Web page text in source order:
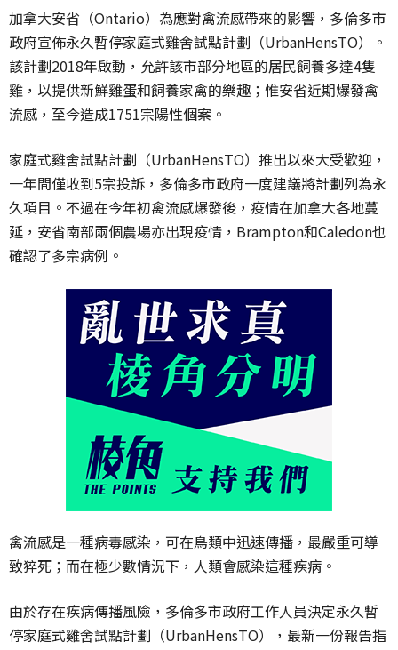
加拿大安省（Ontario）為應對禽流感帶來的影響，多倫多市
政府宣佈永久暫停家庭式雞舍試點計劃（UrbanHensTO）。
該計劃2018年啟動，允許該市部分地區的居民飼養多達4隻
雞，以提供新鮮雞蛋和飼養家禽的樂趣；惟安省近期爆發禽
流感，至今造成1751宗陽性個案。
家庭式雞舍試點計劃（UrbanHensTO）推出以來大受歡迎，
一年間僅收到5宗投訴，多倫多市政府一度建議將計劃列為永
久項目。不過在今年初禽流感爆發後，疫情在加拿大各地蔓
延，安省南部兩個農場亦出現疫情，Brampton和Caledon也
確認了多宗病例。
禽流感是一種病毒感染，可在鳥類中迅速傳播，最嚴重可導
致猝死；而在極少數情況下，人類會感染這種疾病。
由於存在疾病傳播風險，多倫多市政府工作人員決定永久暫
停家庭式雞舍試點計劃（UrbanHensTO），最新一份報告指